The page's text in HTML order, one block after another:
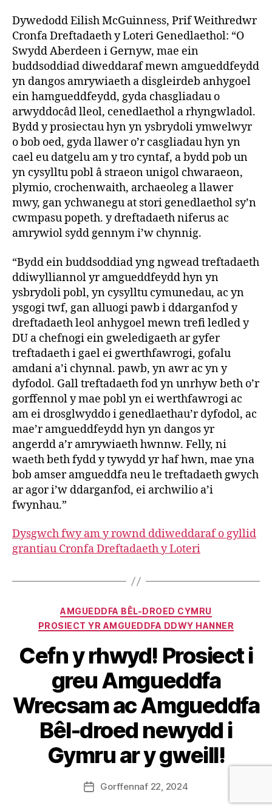
Dywedodd Eilish McGuinness, Prif Weithredwr
Cronfa Dreftadaeth y Loteri Genedlaethol: “O
Swydd Aberdeen i Gernyw, mae ein
buddsoddiad diweddaraf mewn amgueddfeydd
yn dangos amrywiaeth a disgleirdeb anhygoel
ein hamgueddfeydd, gyda chasgliadau o
arwyddocâd lleol, cenedlaethol a rhyngwladol.
Bydd y prosiectau hyn yn ysbrydoli ymwelwyr
o bob oed, gyda llawer o’r casgliadau hyn yn
cael eu datgelu am y tro cyntaf, a bydd pob un
yn cysylltu pobl â straeon unigol chwaraeon,
plymio, crochenwaith, archaeoleg a llawer
mwy, gan ychwanegu at stori genedlaethol sy’n
cwmpasu popeth. y dreftadaeth niferus ac
amrywiol sydd gennym i’w chynnig.
“Bydd ein buddsoddiad yng ngwead treftadaeth
ddiwylliannol yr amgueddfeydd hyn yn
ysbrydoli pobl, yn cysylltu cymunedau, ac yn
ysgogi twf, gan alluogi pawb i ddarganfod y
dreftadaeth leol anhygoel mewn trefi ledled y
DU a chefnogi ein gweledigaeth ar gyfer
treftadaeth i gael ei gwerthfawrogi, gofalu
amdani a’i chynnal. pawb, yn awr ac yn y
dyfodol. Gall treftadaeth fod yn unrhyw beth o’r
gorffennol y mae pobl yn ei werthfawrogi ac
am ei drosglwyddo i genedlaethau’r dyfodol, ac
mae’r amgueddfeydd hyn yn dangos yr
angerdd a’r amrywiaeth hwnnw. Felly, ni
waeth beth fydd y tywydd yr haf hwn, mae yna
bob amser amgueddfa neu le treftadaeth gwych
ar agor i’w ddarganfod, ei archwilio a’i
fwynhau.”
Dysgwch fwy am y rownd ddiweddaraf o gyllid
grantiau Cronfa Dreftadaeth y Loteri
Categories
AMGUEDDFA BÊL-DROED CYMRU
PROSIECT YR AMGUEDDFA DDWY HANNER
Cefn y rhwyd! Prosiect i
greu Amgueddfa
Wrecsam ac Amgueddfa
Bêl-droed newydd i
Gymru ar y gweill!
Post
author
y
t
v
G
PostGorffennaf 22, 2024